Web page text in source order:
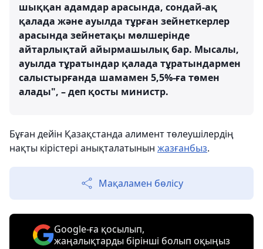
шыққан адамдар арасында, сондай-ақ
қалада және ауылда тұрған зейнеткерлер
арасында зейнетақы мөлшерінде
айтарлықтай айырмашылық бар. Мысалы,
ауылда тұратындар қалада тұратындармен
салыстырғанда шамамен 5,5%-ға төмен
алады", – деп қосты министр.
Бұған дейін Қазақстанда алимент төлеушілердің
нақты кірістері анықталатынын жазғанбыз.
Мақаламен бөлісу
Google-ға қосылып,
жаңалықтарды бірінші болып оқыңыз